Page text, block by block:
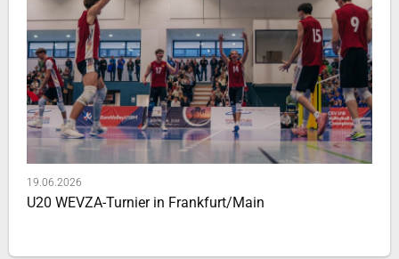
19.06.2026
U20 WEVZA-Turnier in Frankfurt/Main